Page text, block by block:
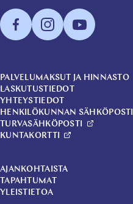
PALVELUMAKSUT JA HINNASTO
LASKUTUSTIEDOT
YHTEYSTIEDOT
HENKILÖKUNNAN SÄHKÖPOSTI
TURVASÄHKÖPOSTI
KUNTAKORTTI
AJANKOHTAISTA
TAPAHTUMAT
YLEISTIETOA